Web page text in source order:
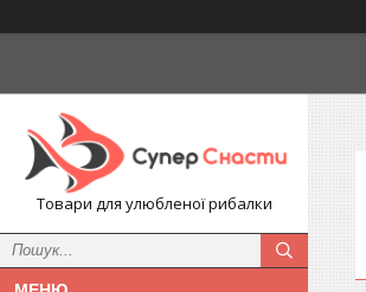
Товари для улюбленої рибалки